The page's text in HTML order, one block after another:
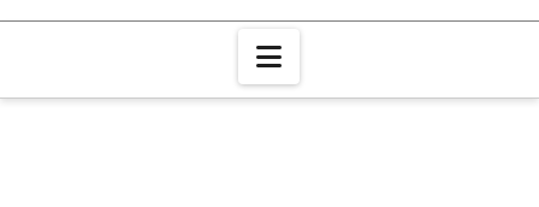
Navigation